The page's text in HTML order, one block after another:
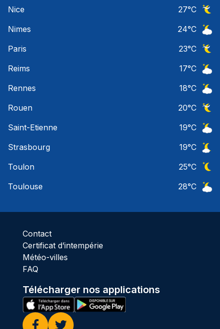
Nice
27°C
Nimes
24°C
Paris
23°C
Reims
17°C
Rennes
18°C
Rouen
20°C
Saint-Etienne
19°C
Strasbourg
19°C
Toulon
25°C
Toulouse
28°C
Contact
Certificat d’intempérie
Météo-villes
FAQ
Télécharger nos applications